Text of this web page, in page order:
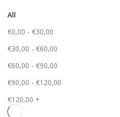
All
€0,00 - €30,00
€30,00 - €60,00
€60,00 - €90,00
€90,00 - €120,00
€120,00 +